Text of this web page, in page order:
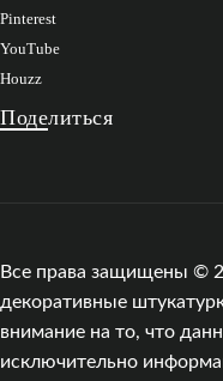
Pinterest
YouTube
Houzz
Поделиться
Все права защищены ©
декоративные
внимание на то, что
исключительно